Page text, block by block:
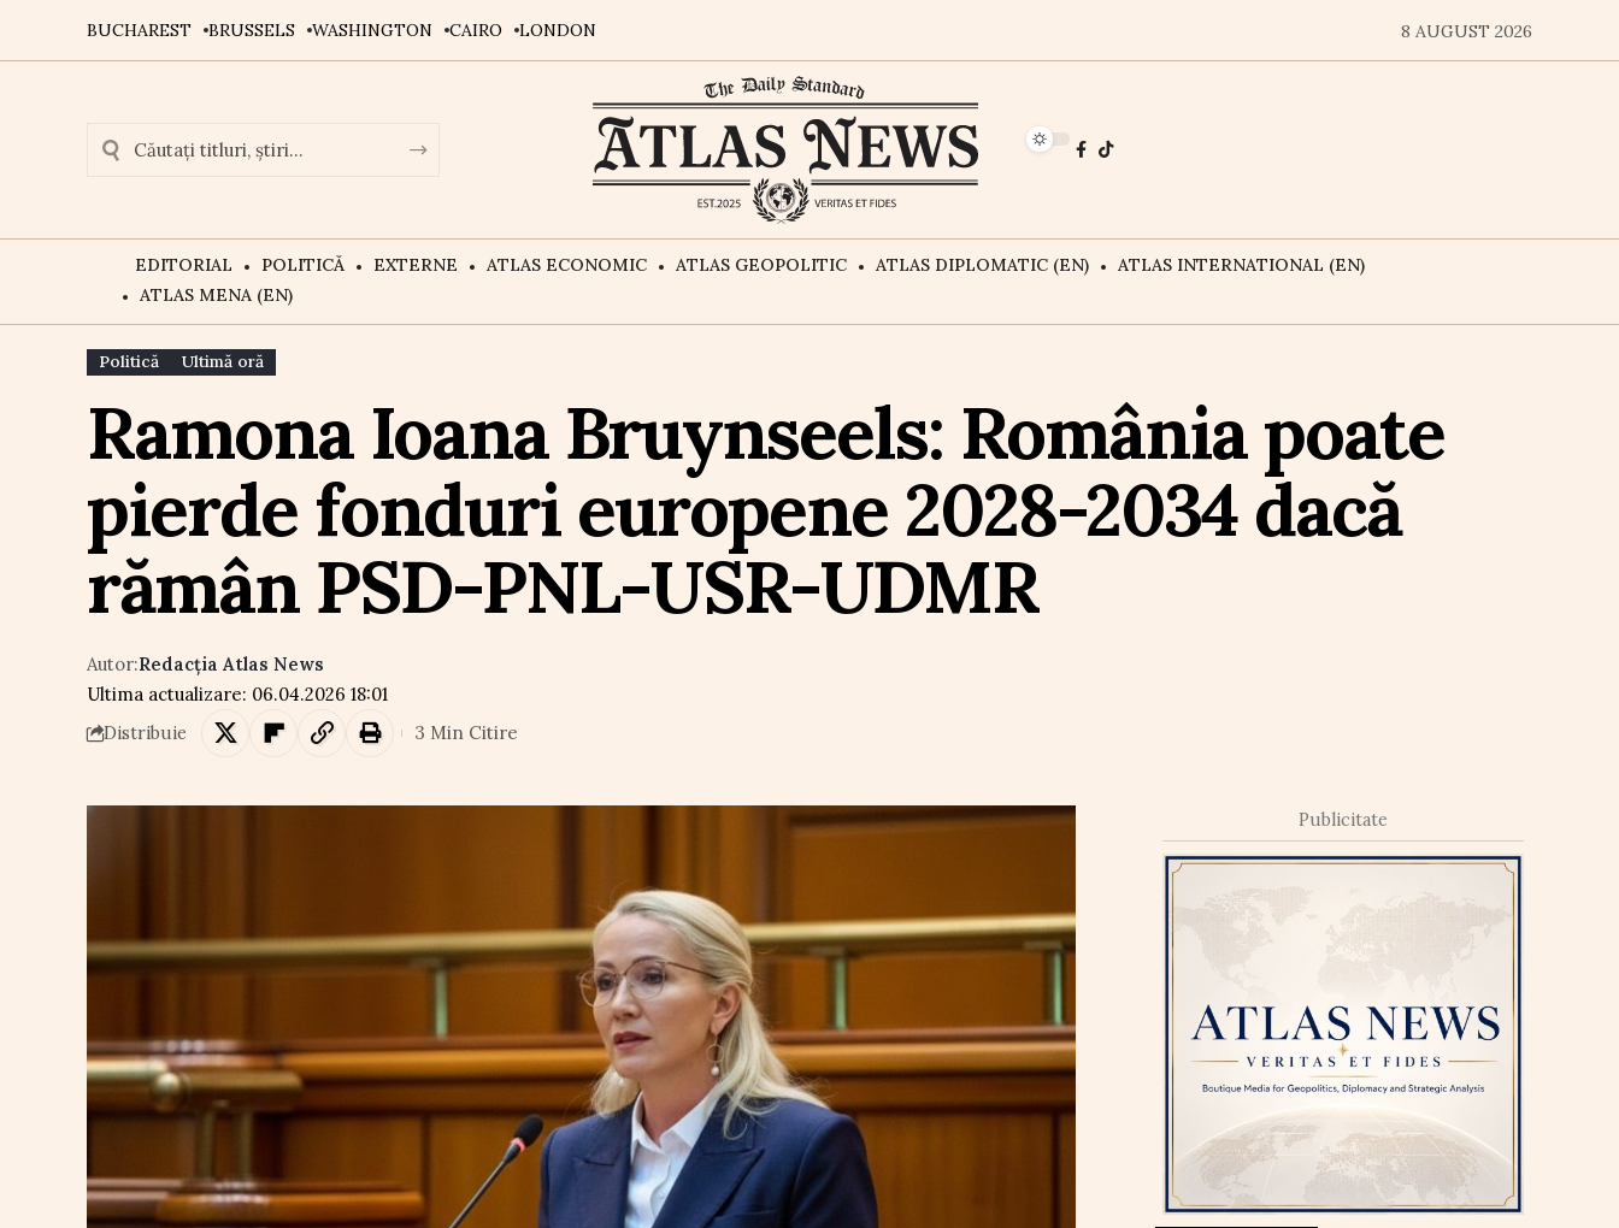
BUCHAREST BRUSSELS WASHINGTON CAIRO LONDON 8 AUGUST 2026
EDITORIAL POLITICĂ EXTERNE ATLAS ECONOMIC ATLAS GEOPOLITIC ATLAS DIPLOMATIC (EN)
ATLAS INTERNATIONAL (EN)
ATLAS MENA (EN)
Politică Ultimă oră
Ramona Ioana Bruynseels: România poate
pierde fonduri europene 2028-2034 dacă
rămân PSD-PNL-USR-UDMR
Ultima actualizare: 06.04.2026 18:01
Autor:Redacția Atlas News
Distribuie 3 Min Citire
Publicitate